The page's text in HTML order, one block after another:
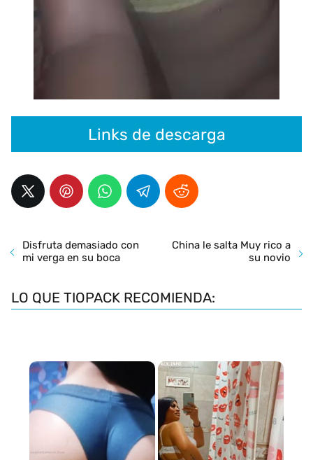
Links de descarga
Disfruta demasiado con
mi verga en su boca
China le salta Muy rico a
su novio
LO QUE TIOPACK RECOMIENDA: